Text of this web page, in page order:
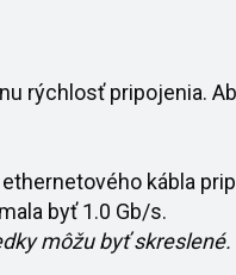
rýchlosť pripojenia.
kábla
byť 1.0 Gb/s.
môžu byť skreslené.